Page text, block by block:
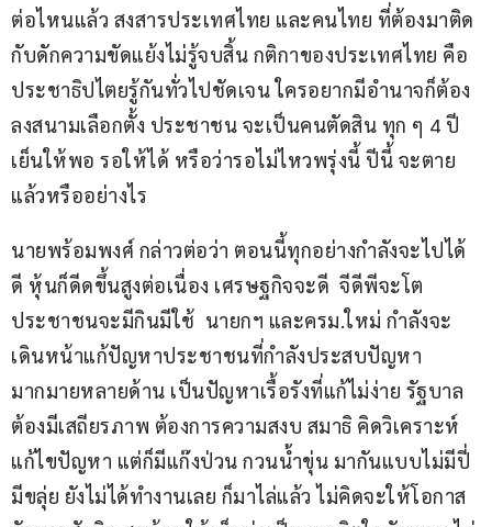
ต่อไหนแล้ว สงสารประเทศไทย และคนไทย ที่ต้องมาติด
กับดักความขัดแย้งไม่รู้จบสิ้น กติกาของประเทศไทย คือ
ประชาธิปไตยรู้กันทั่วไปชัดเจน ใครอยากมีอำนาจก็ต้อง
ลงสนามเลือกตั้ง ประชาชน จะเป็นคนตัดสิน ทุก ๆ 4 ปี
เย็นให้พอ รอให้ได้ หรือว่ารอไม่ไหวพรุ่งนี้ ปีนี้ จะตาย
แล้วหรืออย่างไร
นายพร้อมพงศ์ กล่าวต่อว่า ตอนนี้ทุกอย่างกำลังจะไปได้
ดี หุ้นก็ดีดขึ้นสูงต่อเนื่อง เศรษฐกิจจะดี  จีดีพีจะโต
ประชาชนจะมีกินมีใช้  นายกฯ และครม.ใหม่ กำลังจะ
เดินหน้าแก้ปัญหาประชาชนที่กำลังประสบปัญหา
มากมายหลายด้าน เป็นปัญหาเรื้อรังที่แก้ไม่ง่าย รัฐบาล
ต้องมีเสถียรภาพ ต้องการความสงบ สมาธิ คิดวิเคราะห์
แก้ไขปัญหา แต่ก็มีแก๊งป่วน กวนน้ำขุ่น มากันแบบไม่มีปี่
มีขลุ่ย ยังไม่ได้ทำงานเลย ก็มาไล่แล้ว ไม่คิดจะให้โอกาส